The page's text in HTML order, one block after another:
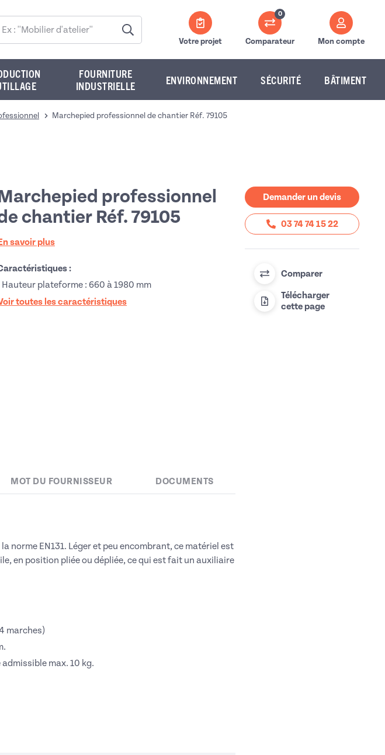
Votre projet
0
Comparateur Mon compte
FOURNITURE
INDUSTRIELLE
ENVIRONNEMENT SÉCURITÉ BÂTIMENT
Marchepied professionnel de chantier Réf. 79105
professionnel
chantier Réf. 79105
En savoir plus
:
Hauteur plateforme : 660 à 1980 mm
toutes les caractéristiques
Demander un devis
03 74 74 15 22
Comparer
Télécharger
cette page
MOT DU FOURNISSEUR DOCUMENTS
norme EN131. Léger et peu encombrant, ce matériel est
en position pliée ou dépliée, ce qui est fait un auxiliaire
marches)
max. 10 kg.